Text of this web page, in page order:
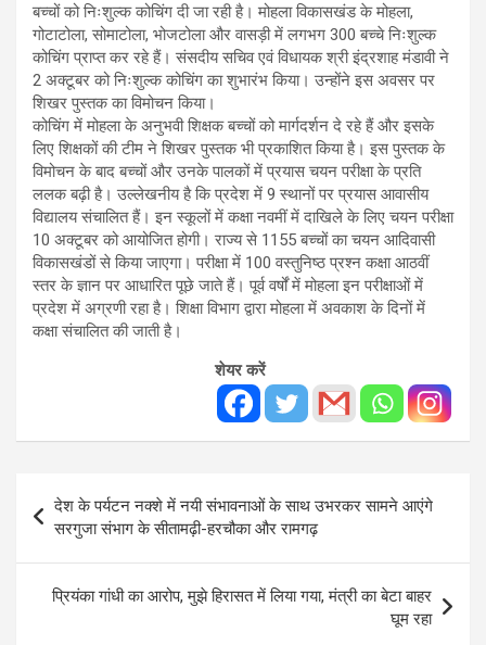
बच्चों को निःशुल्क कोचिंग दी जा रही है। मोहला विकासखंड के मोहला,
गोटाटोला, सोमाटोला, भोजटोला और वासड़ी में लगभग 300 बच्चे निःशुल्क
कोचिंग प्राप्त कर रहे हैं। संसदीय सचिव एवं विधायक श्री इंद्रशाह मंडावी ने
2 अक्टूबर को निःशुल्क कोचिंग का शुभारंभ किया। उन्होंने इस अवसर पर
शिखर पुस्तक का विमोचन किया।
कोचिंग में मोहला के अनुभवी शिक्षक बच्चों को मार्गदर्शन दे रहे हैं और इसके
लिए शिक्षकों की टीम ने शिखर पुस्तक भी प्रकाशित किया है। इस पुस्तक के
विमोचन के बाद बच्चों और उनके पालकों में प्रयास चयन परीक्षा के प्रति
ललक बढ़ी है। उल्लेखनीय है कि प्रदेश में 9 स्थानों पर प्रयास आवासीय
विद्यालय संचालित हैं। इन स्कूलों में कक्षा नवमीं में दाखिले के लिए चयन परीक्षा
10 अक्टूबर को आयोजित होगी। राज्य से 1155 बच्चों का चयन आदिवासी
विकासखंडों से किया जाएगा। परीक्षा में 100 वस्तुनिष्ठ प्रश्न कक्षा आठवीं
स्तर के ज्ञान पर आधारित पूछे जाते हैं। पूर्व वर्षों में मोहला इन परीक्षाओं में
प्रदेश में अग्रणी रहा है। शिक्षा विभाग द्वारा मोहला में अवकाश के दिनों में
कक्षा संचालित की जाती है।
शेयर करें
Post
navigation
देश के पर्यटन नक्शे में नयी संभावनाओं के साथ उभरकर सामने आएंगे
सरगुजा संभाग के सीतामढ़ी-हरचौका और रामगढ़
प्रियंका गांधी का आरोप, मुझे हिरासत में लिया गया, मंत्री का बेटा बाहर
घूम रहा